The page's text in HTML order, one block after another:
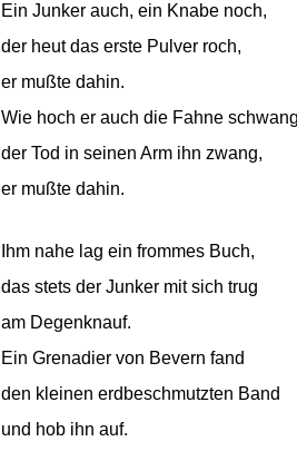
Ein Junker auch, ein Knabe noch,
der heut das erste Pulver roch,
er mußte dahin.
Wie hoch er auch die Fahne
der Tod in seinen Arm ihn zwang,
er mußte dahin.
Ihm nahe lag ein frommes Buch,
das stets der Junker mit sich trug
am Degenknauf.
Ein Grenadier von Bevern fand
den kleinen erdbeschmutzten Band
und hob ihn auf.